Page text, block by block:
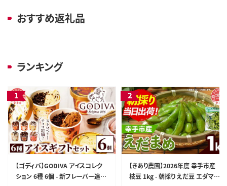
おすすめ返礼品
ランキング
【ゴディバ】GODIVA アイスコレク
ション 6種 6個 - 新フレーバー追加
【きあり農園】2026年度 幸手市産
枝豆 1kg - 朝採り えだ豆 エダマメ